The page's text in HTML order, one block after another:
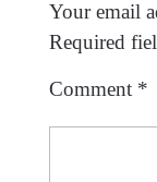
Your email
Required
Comment *